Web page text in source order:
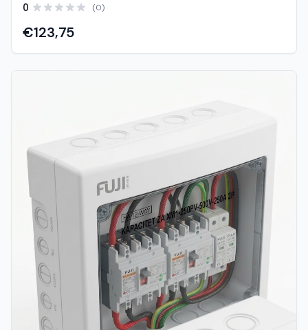
visokoučinkovitu ATS sklopku serije XLQ1. Ovaj
četveropolni (4P) uređaj s nazivnom strujom od 80A
posebno je dizajniran za ugradnju na standardnu DIN šinu
(35 mm) unutar razvodnih ormara, omogućujući
potrebno automatsko prebacivanje na mrežu kada se
baterije isprazne) ili za automatsko upravljanje backup
agregatima i generatorima u kućanstvima, uredima i
komercijalnim objektima. Ključne prednosti i
funkcionalnosti: Kompletno trofazno prebacivanje (4P):
Sklopka istovremeno i sigurno prebacuje sve tri faze i nulu
(A, B, C, N), osiguravajući potpunu izolaciju izvora i
stabilnost sustava. Kapacitet od 80A za veća
opterećenja: Izvrsno dimenzionirana za cjelovito
napajanje kuća, poslovnih prostora, sustava s dizalicama
topline ili server soba. Munjevita automatska reakcija:
Sustav kontinuirano nadzire napon i faze na primarnom
izvoru. U slučaju gubitka faze, pada napona ili nestanka
struje, sklopka u djeliću sekunde prebacuje potrošače na
pričuvni izvor. Fleksibilnost i kontrola (Auto / Manual):
Poluga na prednjoj ploči omogućuje vam trenutačan
0 (0)
€123,75